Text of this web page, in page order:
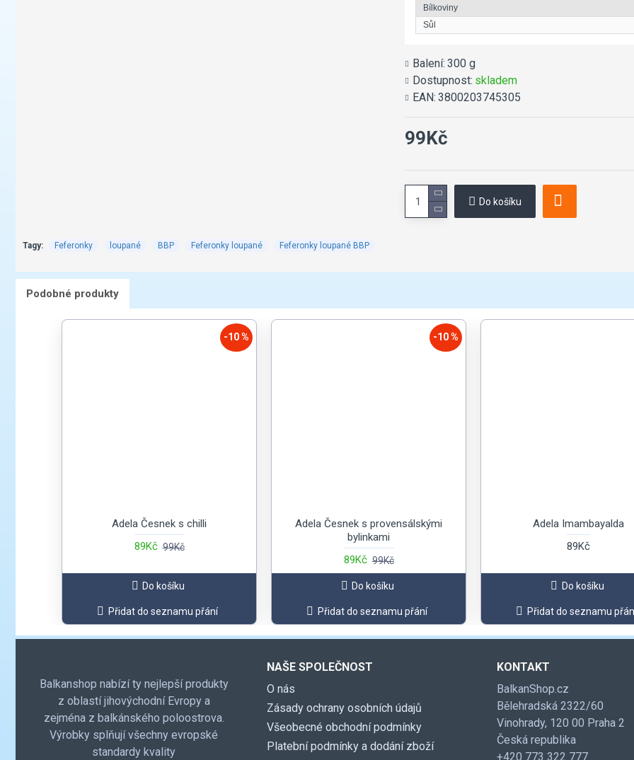
Bílkoviny
Sůl
Balení: 300 g
Dostupnost: skladem
EAN: 3800203745305
99Kč
Do košíku
Tagy: Feferonky loupané BBP Feferonky loupané Feferonky loupané BBP
Podobné produkty
-10 %
Adela Česnek s chilli
89Kč 99Kč
Do košíku
Přidat do seznamu přání
-10 %
Adela Česnek s provensálskými
bylinkami
89Kč 99Kč
Do košíku
Přidat do seznamu přání
Adela Imambayalda
89Kč
Do košíku
Přidat do seznamu
Balkanshop nabízí ty nejlepší produkty
z oblastí jihovýchodní Evropy a
zejména z balkánského poloostrova.
Výrobky splňují všechny evropské
standardy kvality
NAŠE SPOLEČNOST
O nás
Zásady ochrany osobních údajů
Všeobecné obchodní podmínky
Platební podmínky a dodání zboží
KONTAKT
BalkanShop.cz
Bělehradská 2322/60
Vinohrady, 120 00 Praha 2
Česká republika
+420 773 322 777